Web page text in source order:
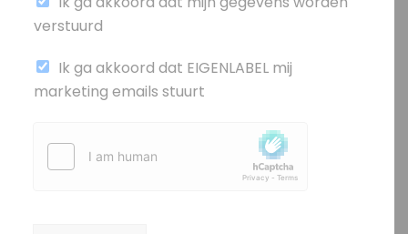
verstuurd
(
o
Ik ga akkoord dat EIGENLABEL mij
marketing emails stuurt